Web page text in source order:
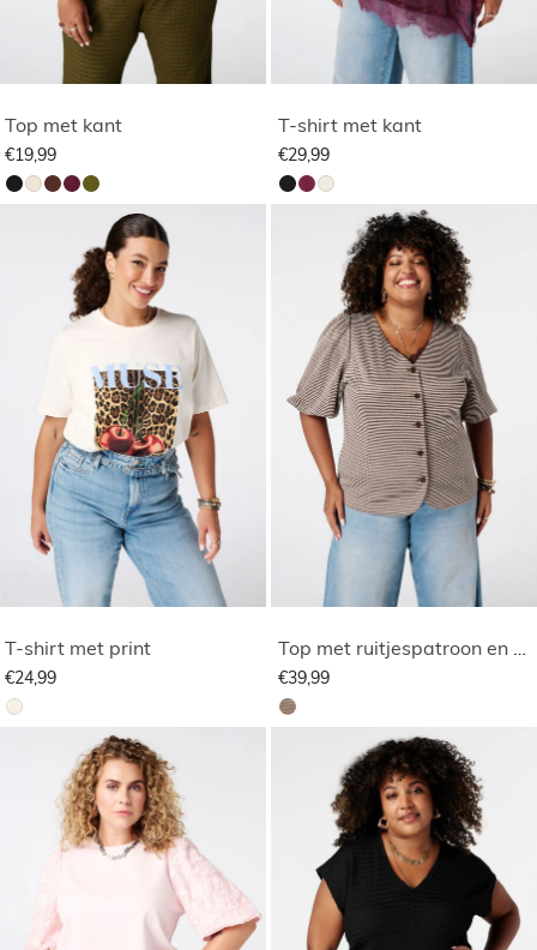
Top met kant
€19,99
T-shirt met kant
€29,99
T-shirt met print
€24,99
Top met ruitjespatroon en pofmouwen
€39,99